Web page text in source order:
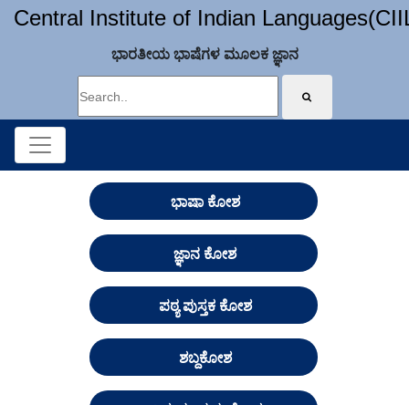
Central Institute of Indian
ಭಾರತೀಯ ಭಾಷೆಗಳ ಮೂಲಕ ಜ್ಞಾನ
ಭಾಷಾ ಕೋಶ
ಜ್ಞಾನ ಕೋಶ
ಪಠ್ಯ ಪುಸ್ತಕ ಕೋಶ
ಶಬ್ದಕೋಶ